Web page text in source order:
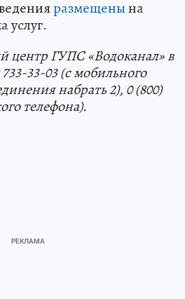
размещенына
услуг.
центр ГУПС «Водоканал» в
33-03 (с мобильного
набрать 2), 0 (800)
телефона).